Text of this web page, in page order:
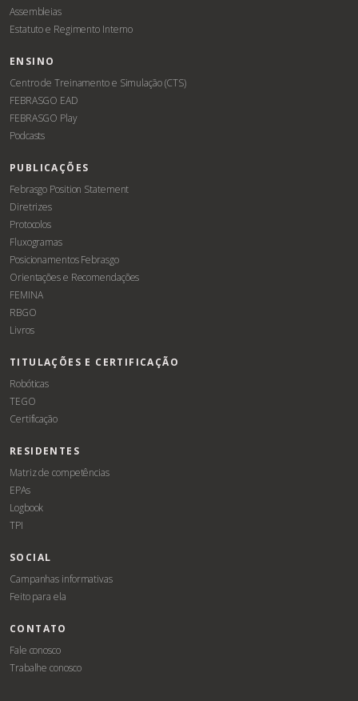
Assembleias
Estatuto e Regimento Interno
ENSINO
Centro de Treinamento e Simulação (CTS)
FEBRASGO EAD
FEBRASGO Play
Podcasts
PUBLICAÇÕES
Febrasgo Position Statement
Diretrizes
Protocolos
Fluxogramas
Posicionamentos Febrasgo
Orientações e Recomendações
FEMINA
RBGO
Livros
TITULAÇÕES E CERTIFICAÇÃO
Robóticas
TEGO
Certificação
RESIDENTES
Matriz de competências
EPAs
Logbook
TPI
SOCIAL
Campanhas informativas
Feito para ela
CONTATO
Fale conosco
Trabalhe conosco